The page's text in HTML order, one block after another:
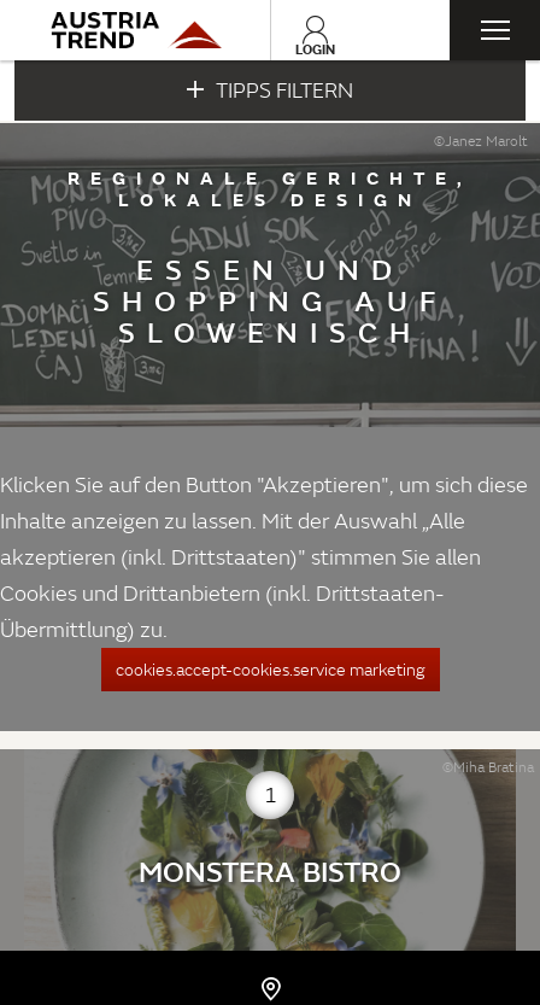
LOGIN
TIPPS FILTERN
REGIONALE GERICHTE,
LOKALES DESIGN
ESSEN UND
SHOPPING AUF
SLOWENISCH
©Janez Marolt
Klicken Sie auf den Button "Akzeptieren", um sich diese
Inhalte anzeigen zu lassen. Mit der Auswahl „Alle
akzeptieren (inkl. Drittstaaten)" stimmen Sie allen
Cookies und Drittanbietern (inkl. Drittstaaten-
Übermittlung) zu.
cookies.accept-cookies.service marketing
1
MONSTERA BISTRO
©Miha Bratina